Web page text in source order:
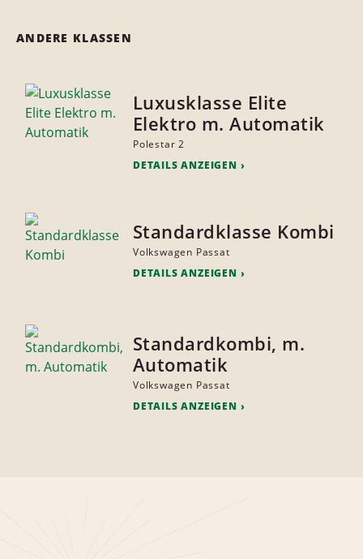
ANDERE KLASSEN
Luxusklasse Elite
Elektro m. Automatik
Polestar 2
DETAILS ANZEIGEN
Standardklasse Kombi
Volkswagen Passat
DETAILS ANZEIGEN
Standardkombi, m.
Automatik
Volkswagen Passat
DETAILS ANZEIGEN